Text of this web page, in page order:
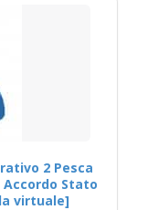
2 Pesca
Accordo Stato
virtuale]